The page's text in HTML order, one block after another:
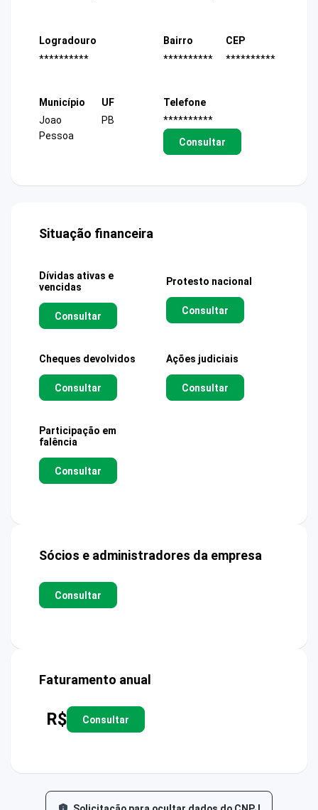
Logradouro
**********
Bairro
**********
CEP
**********
Município
Joao
Pessoa
UF
PB
Telefone
**********
Consultar
Situação financeira
Dívidas ativas e
vencidas
Consultar
Protesto nacional
Consultar
Cheques devolvidos
Consultar
Ações judiciais
Consultar
Participação em
falência
Consultar
Sócios e administradores da empresa
Consultar
Faturamento anual
R$ Consultar